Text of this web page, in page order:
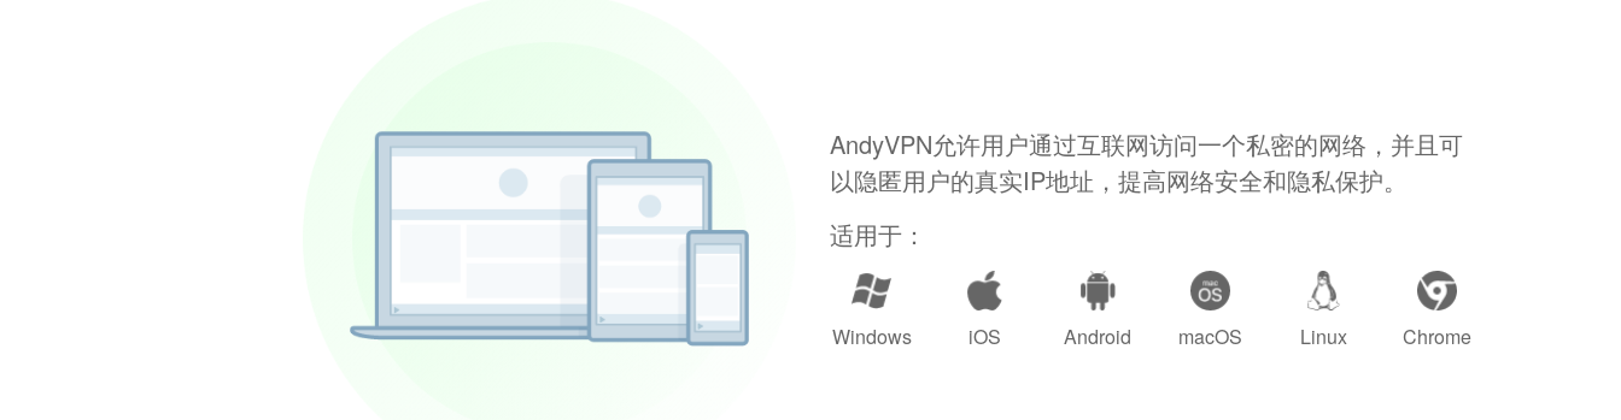
AndyVPN允许用户通过互联网访问一个私密的网络，并且可
以隐匿用户的真实IP地址，提高网络安全和隐私保护。
适用于：
Windows iOS Android macOS Linux Chrome